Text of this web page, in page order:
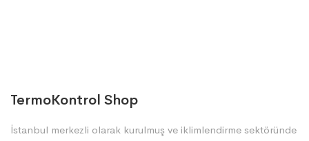
TermoKontrol Shop
İstanbul merkezli olarak kurulmuş ve iklimlendirme sektöründe